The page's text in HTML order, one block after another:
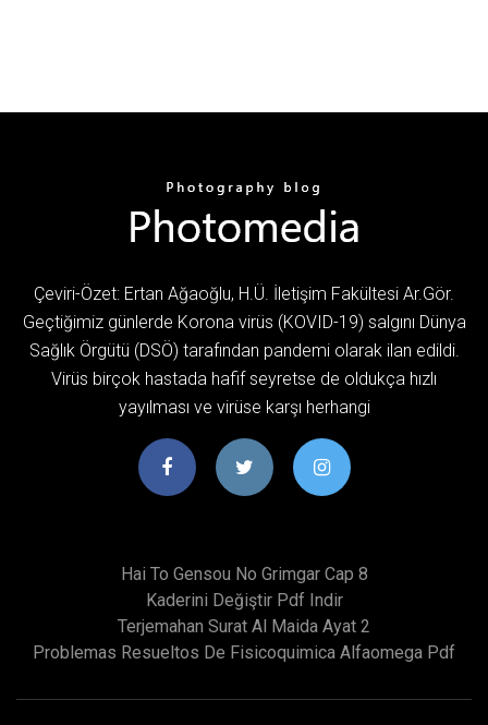
Çeviri-Özet: Ertan Ağaoğlu, H.Ü. İletişim Fakültesi Ar.Gör.
Geçtiğimiz günlerde Korona virüs (KOVID-19) salgını Dünya
Sağlık Örgütü (DSÖ) tarafından pandemi olarak ilan edildi.
Virüs birçok hastada hafif seyretse de oldukça hızlı
yayılması ve virüse karşı herhangi
Hai To Gensou No Grimgar Cap 8
Kaderini Değiştir Pdf Indir
Terjemahan Surat Al Maida Ayat 2
Problemas Resueltos De Fisicoquimica Alfaomega Pdf